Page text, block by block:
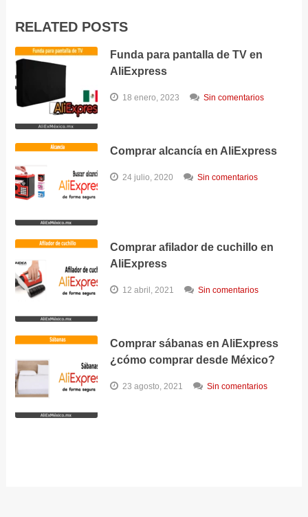
RELATED POSTS
Funda para pantalla de TV en
AliExpress
18 enero, 2023 Sin comentarios
Comprar alcancía en AliExpress
24 julio, 2020 Sin comentarios
Comprar afilador de cuchillo en
AliExpress
12 abril, 2021 Sin comentarios
Comprar sábanas en AliExpress
¿cómo comprar desde México?
23 agosto, 2021 Sin comentarios